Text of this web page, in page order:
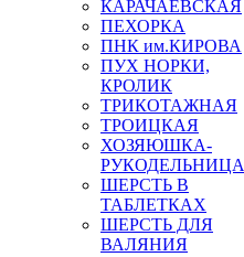
КАРАЧАЕВСКАЯ
ПЕХОРКА
ПНК им.КИРОВА
ПУХ НОРКИ,
КРОЛИК
ТРИКОТАЖНАЯ
ТРОИЦКАЯ
ХОЗЯЮШКА-
РУКОДЕЛЬНИЦА
ШЕРСТЬ В
ТАБЛЕТКАХ
ШЕРСТЬ ДЛЯ
ВАЛЯНИЯ